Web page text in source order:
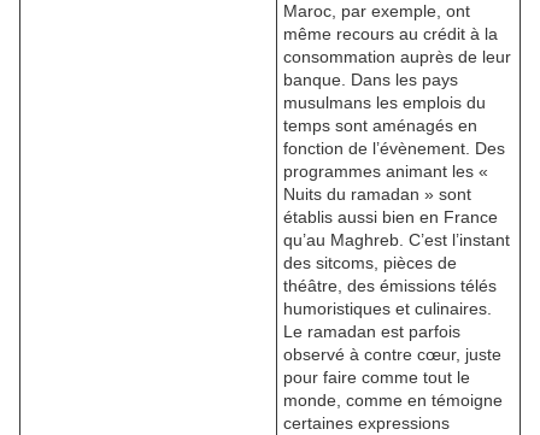
Maroc, par exemple, ont
même recours au crédit à la
consommation auprès de leur
banque. Dans les pays
musulmans les emplois du
temps sont aménagés en
fonction de l’évènement. Des
programmes animant les «
Nuits du ramadan » sont
établis aussi bien en France
qu’au Maghreb. C’est l’instant
des sitcoms, pièces de
théâtre, des émissions télés
humoristiques et culinaires.
Le ramadan est parfois
observé à contre cœur, juste
pour faire comme tout le
monde, comme en témoigne
certaines expressions